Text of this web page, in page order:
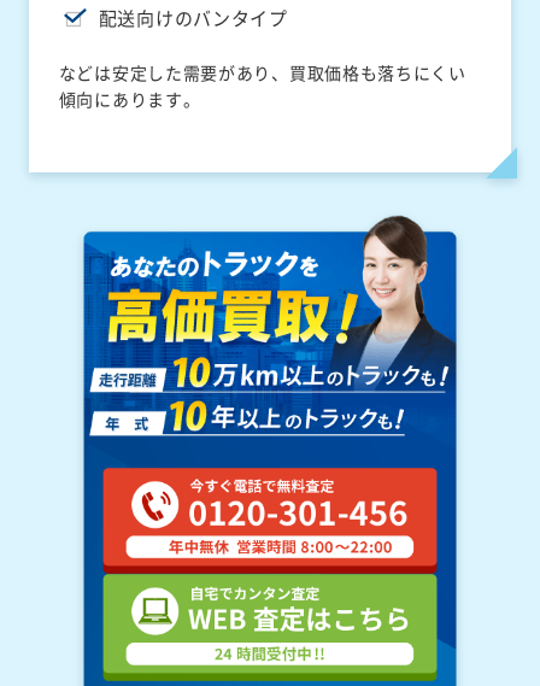
配送向けのバンタイプ
などは安定した需要があり、買取価格も落ちにくい
傾向にあります。